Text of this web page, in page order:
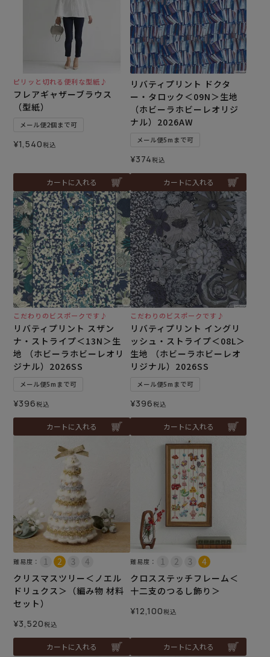
ピリッと切れる便利な型紙♪
フレアギャザーブラウス
（型紙）
メール便2個まで可
¥1,540税込
カートに入れる
リバティプリント ドクタ
ー・タロック＜09N＞生地
（ホビーラホビーレオリジ
ナル）2026AW
メール便5mまで可
¥374税込
カートに入れる
こだわりのビスポークです♪
リバティプリント スザン
ナ・ストライプ＜13N＞生
地 （ホビーラホビーレオリ
ジナル）2026SS
メール便5mまで可
¥396税込
カートに入れる
こだわりのビスポークです♪
リバティプリント イングリ
ッシュ・ストライプ＜08L＞
生地 （ホビーラホビーレオ
リジナル）2026SS
メール便5mまで可
¥396税込
カートに入れる
難易度：
クリスマスツリー＜ノエル
ドリュクス＞（編み物 材料
セット）
¥3,520税込
カートに入れる
難易度：
クロスステッチフレーム＜
十二支のつるし飾り＞
¥12,100税込
カートに入れる